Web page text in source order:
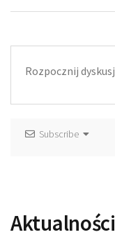
Subscribe
Aktualności